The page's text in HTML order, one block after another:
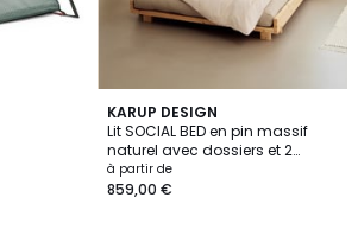
KARUP DESIGN
Lit SOCIAL BED en pin massif
naturel avec dossiers et 2
tables de chevet 180x200 -
SOCIAL BED
à partir de
859,00 €